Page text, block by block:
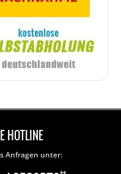
HOTLINE
Anfragen unter: